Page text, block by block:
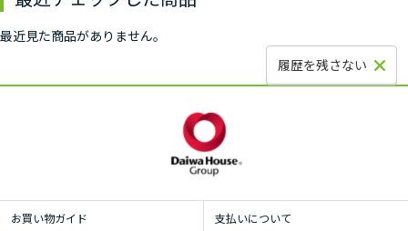
最近見た商品がありません。
履歴を残さない
お買い物ガイド 支払いについて